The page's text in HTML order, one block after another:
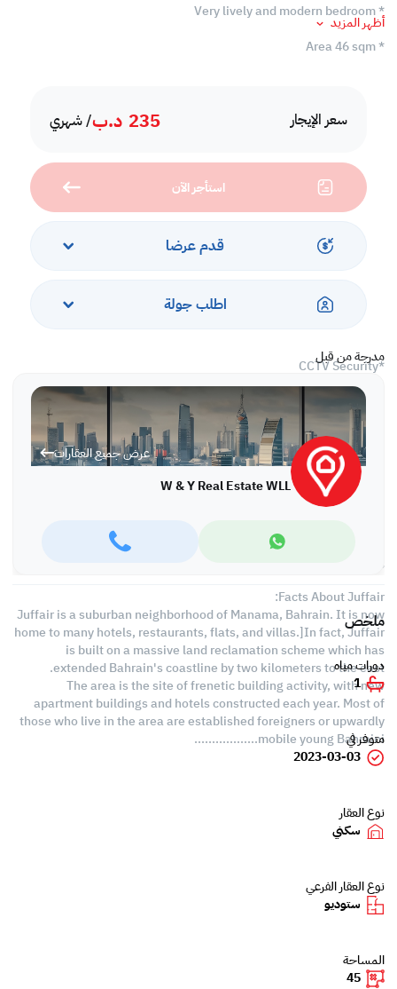
سعر الإيجار 235 د.ب/ شهري
استأجر الآن
قدم عرضا
اطلب جولة
مدرجة من قبل
عرض جميع العقارات
W & Y Real Estate WLL
* Very lively and modern bedroom
* Area 46 sqm
*CCTV Security
Asking 230/- including of electricity, water last price
with capping
Facts About Juffair:
Juffair is a suburban neighborhood of Manama, Bahrain. It is now
home to many hotels, restaurants, flats, and villas.]In fact, Juffair
is built on a massive land reclamation scheme which has
extended Bahrain's coastline by two kilometers to the east.
The area is the site of frenetic building activity, with new
apartment buildings and hotels constructed each year. Most of
those who live in the area are established foreigners or upwardly
mobile young Bahraini..................
أظهر المزيد
ملخص
دورات مياه
1
متوفر في
2023-03-03
نوع العقار
سكني
نوع العقار الفرعي
ستوديو
المساحة
45